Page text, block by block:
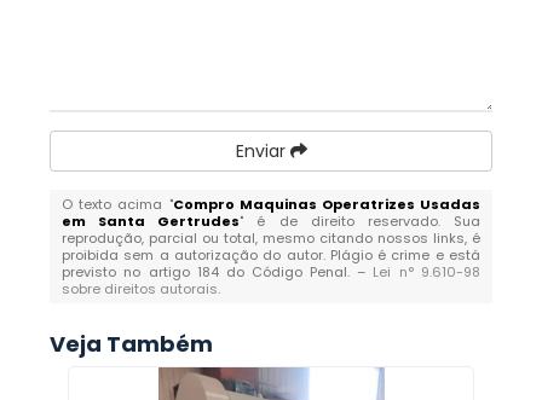
Enviar
O texto acima "Compro Maquinas Operatrizes Usadas
em Santa Gertrudes" é de direito reservado. Sua
reprodução, parcial ou total, mesmo citando nossos links, é
proibida sem a autorização do autor. Plágio é crime e está
previsto no artigo 184 do Código Penal. – Lei n° 9.610-98
sobre direitos autorais.
Veja Também